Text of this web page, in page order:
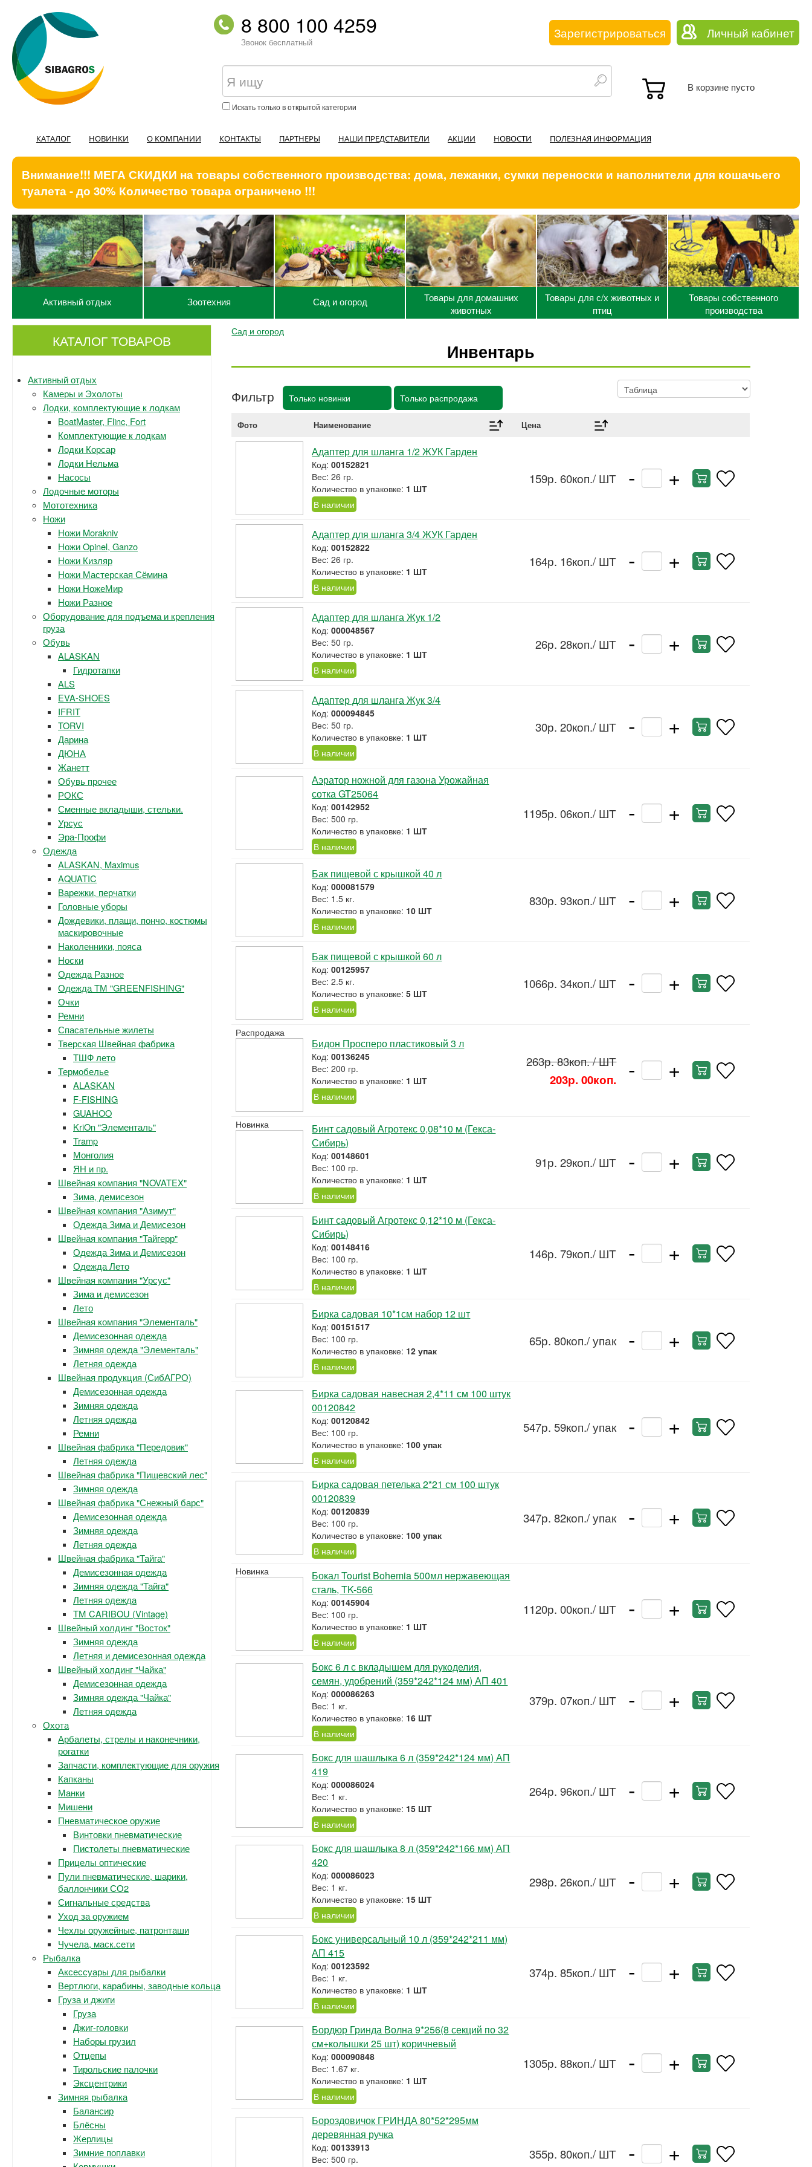
8 800 100 4259
Звонок бесплатный
Зарегистрироваться Личный кабинет
Искать только в открытой категории
В корзине пусто
КАТАЛОГ НОВИНКИ О КОМПАНИИ КОНТАКТЫ ПАРТНЕРЫ НАШИ ПРЕДСТАВИТЕЛИ АКЦИИ НОВОСТИ ПОЛЕЗНАЯ ИНФОРМАЦИЯ
Внимание!!! МЕГА СКИДКИ на товары собственного производства: дома, лежанки, сумки переноски и наполнители для кошачьего
туалета - до 30% Количество товара ограничено !!!
Активный отдых Зоотехния Сад и огород
Товары для домашних
животных
Товары для с/х животных и
птиц
Товары собственного
производства
КАТАЛОГ ТОВАРОВ
Активный отдых
Камеры и Эхолоты
Лодки, комплектующие к лодкам
BoatMaster, Flinc, Fort
Комплектующие к лодкам
Лодки Корсар
Лодки Нельма
Насосы
Лодочные моторы
Мототехника
Ножи
Ножи Morakniv
Ножи Opinel, Ganzo
Ножи Кизляр
Ножи Мастерская Сёмина
Ножи НожеМир
Ножи Разное
Оборудование для подъема и крепления
груза
Обувь
ALASKAN
Гидротапки
ALS
EVA-SHOES
IFRIT
TORVI
Дарина
ДЮНА
Жанетт
Обувь прочее
РОКС
Сменные вкладыши, стельки.
Урсус
Эра-Профи
Одежда
ALASKAN, Maximus
AQUATIC
Варежки, перчатки
Головные уборы
Дождевики, плащи, пончо, костюмы
маскировочные
Наколенники, пояса
Носки
Одежда Разное
Одежда ТМ "GREENFISHING"
Очки
Ремни
Спасательные жилеты
Тверская Швейная фабрика
ТШФ лето
Термобелье
ALASKAN
F-FISHING
GUAHOO
KriOn "Элементаль"
Tramp
Монголия
ЯН и пр.
Швейная компания "NOVATEX"
Зима, демисезон
Швейная компания "Азимут"
Одежда Зима и Демисезон
Швейная компания "Тайгерр"
Одежда Зима и Демисезон
Одежда Лето
Швейная компания "Урсус"
Зима и демисезон
Лето
Швейная компания "Элементаль"
Демисезонная одежда
Зимняя одежда "Элементаль"
Летняя одежда
Швейная продукция (СибАГРО)
Демисезонная одежда
Зимняя одежда
Летняя одежда
Ремни
Швейная фабрика "Передовик"
Летняя одежда
Швейная фабрика "Пищевский лес"
Зимняя одежда
Швейная фабрика "Снежный барс"
Демисезонная одежда
Зимняя одежда
Летняя одежда
Швейная фабрика "Тайга"
Демисезонная одежда
Зимняя одежда "Тайга"
Летняя одежда
ТМ CARIBOU (Vintage)
Швейный холдинг "Восток"
Зимняя одежда
Летняя и демисезонная одежда
Швейный холдинг "Чайка"
Демисезонная одежда
Зимняя одежда "Чайка"
Летняя одежда
Охота
Арбалеты, стрелы и наконечники,
рогатки
Запчасти, комплектующие для оружия
Капканы
Манки
Мишени
Пневматическое оружие
Винтовки пневматические
Пистолеты пневматические
Прицелы оптические
Пули пневматические, шарики,
баллончики СО2
Сигнальные средства
Уход за оружием
Чехлы оружейные, патронташи
Чучела, маск.сети
Рыбалка
Аксессуары для рыбалки
Вертлюги, карабины, заводные кольца
Груза и джиги
Груза
Джиг-головки
Наборы грузил
Отцепы
Тирольские палочки
Эксцентрики
Зимняя рыбалка
Балансир
Блёсны
Жерлицы
Зимние поплавки
Сад и огород
Инвентарь
Фильтр Только новинки Только распродажа
Фото Наименование Цена
Адаптер для шланга 1/2 ЖУК Гарден
Код:00152821
Вес: 26 гр.
Количество в упаковке: 1 ШТ
В наличии
159р. 60коп./ ШТ - +
Адаптер для шланга 3/4 ЖУК Гарден
Код:00152822
Вес: 26 гр.
Количество в упаковке: 1 ШТ
В наличии
164р. 16коп./ ШТ - +
Адаптер для шланга Жук 1/2
Код:000048567
Вес: 50 гр.
Количество в упаковке: 1 ШТ
В наличии
26р. 28коп./ ШТ - +
Адаптер для шланга Жук 3/4
Код:000094845
Вес: 50 гр.
Количество в упаковке: 1 ШТ
В наличии
30р. 20коп./ ШТ - +
Аэратор ножной для газона Урожайная
сотка GT25064
Код:00142952
Вес: 500 гр.
Количество в упаковке: 1 ШТ
В наличии
1195р. 06коп./ ШТ - +
Бак пищевой с крышкой 40 л
Код:000081579
Вес: 1.5 кг.
Количество в упаковке: 10 ШТ
В наличии
830р. 93коп./ ШТ - +
Бак пищевой с крышкой 60 л
Код:00125957
Вес: 2.5 кг.
Количество в упаковке:5 ШТ
В наличии
1066р. 34коп./ ШТ - +
Распродажа
Бидон Просперо пластиковый 3 л
Код:00136245
Вес: 200 гр.
Количество в упаковке: 1 ШТ
В наличии
263р. 83коп./ ШТ
203р. 00коп. - +
Новинка
Бинт садовый Агротекс 0,08*10 м (Гекса-
Сибирь)
Код:00148601
Вес: 100 гр.
Количество в упаковке: 1 ШТ
В наличии
91р. 29коп./ ШТ - +
Бинт садовый Агротекс 0,12*10 м (Гекса-
Сибирь)
Код:00148416
Вес: 100 гр.
Количество в упаковке: 1 ШТ
В наличии
146р. 79коп./ ШТ - +
Бирка садовая 10*1см набор 12 шт
Код:00151517
Вес: 100 гр.
Количество в упаковке: 12 упак
В наличии
65р. 80коп./ упак - +
Бирка садовая навесная 2,4*11 см 100 штук
00120842
Код:00120842
Вес: 100 гр.
Количество в упаковке: 100 упак
В наличии
547р. 59коп./ упак - +
Бирка садовая петелька 2*21 см 100 штук
00120839
Код:00120839
Вес: 100 гр.
Количество в упаковке: 100 упак
В наличии
347р. 82коп./ упак - +
Новинка
Бокал Tourist Bohemia 500мл нержавеющая
сталь, TK-566
Код:00145904
Вес: 100 гр.
Количество в упаковке: 1 ШТ
В наличии
1120р. 00коп./ ШТ - +
Бокс 6 л с вкладышем для рукоделия,
семян, удобрений (359*242*124 мм) АП 401
Код:000086263
Вес: 1 кг.
Количество в упаковке: 16 ШТ
В наличии
379р. 07коп./ ШТ - +
Бокс для шашлыка 6 л (359*242*124 мм) АП
419
Код:000086024
Вес: 1 кг.
Количество в упаковке: 15 ШТ
В наличии
264р. 96коп./ ШТ - +
Бокс для шашлыка 8 л (359*242*166 мм) АП
420
Код:000086023
Вес: 1 кг.
Количество в упаковке: 15 ШТ
В наличии
298р. 26коп./ ШТ - +
Бокс универсальный 10 л (359*242*211 мм)
АП 415
Код:00123592
Вес: 1 кг.
Количество в упаковке: 1 ШТ
В наличии
374р. 85коп./ ШТ - +
Бордюр Гринда Волна 9*256(8 секций по 32
см+колышки 25 шт) коричневый
Код:000090848
Вес: 1.67 кг.
Количество в упаковке: 1 ШТ
В наличии
1305р. 88коп./ ШТ - +
Бороздовичок ГРИНДА 80*52*295мм
деревянная ручка
Код:00133913
Вес: 500 гр.
355р. 80коп./ ШТ - +